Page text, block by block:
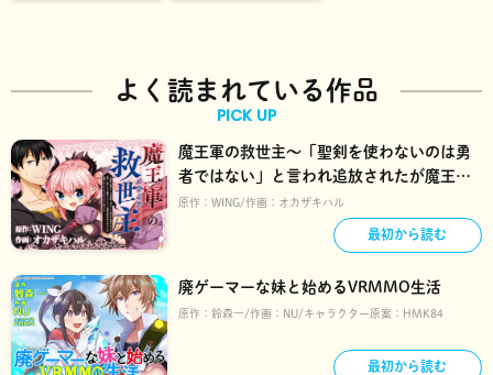
よく読まれている作品
PICK UP
魔王軍の救世主～「聖剣を使わないのは勇
者ではない」と言われ追放されたが魔王に
惚れられ結婚しました。人間達は俺が敵に
回ったのを後悔しているようですがもう遅
原作： WING 作画： オカザキハル
最初から読む
廃ゲーマーな妹と始めるVRMMO生活
原作： 鈴森一 作画： NU キャラクター原案： HMK84
最初から読む